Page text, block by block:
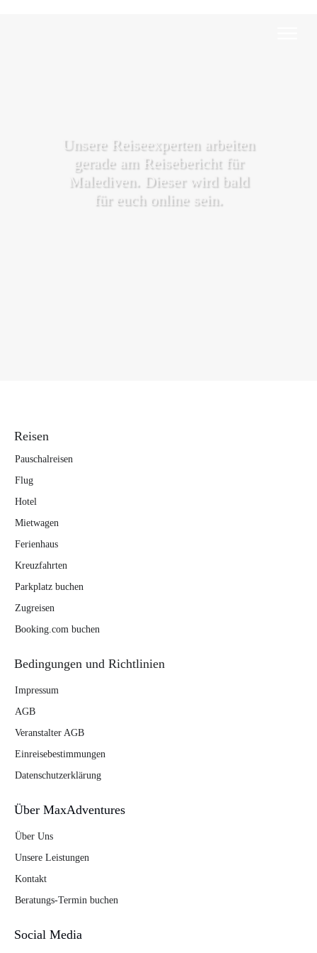
Unsere Reiseexperten arbeiten
gerade am Reisebericht für
Malediven. Dieser wird bald
für euch online sein.
Reisen
Pauschalreisen
Flug
Hotel
Mietwagen
Ferienhaus
Kreuzfahrten
Parkplatz buchen
Zugreisen
Booking.com buchen
Bedingungen und Richtlinien
Impressum
AGB
Veranstalter AGB
Einreisebestimmungen
Datenschutzerklärung
Über MaxAdventures
Über Uns
Unsere Leistungen
Kontakt
Beratungs-Termin buchen
Social Media